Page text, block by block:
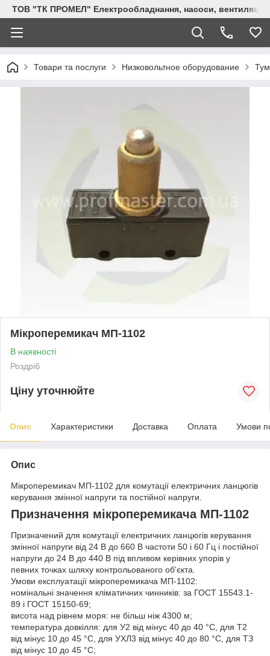
ТОВ "ТК ПРОМЕЛ" Електрообладнання, насоси, вентиляція,
Товари та послуги Низковольтное оборудование
Мікроперемикач МП-1102
В наявності
Роздріб
Ціну уточнюйте
Опис Характеристики Доставка Оплата Умови
Опис
Мікроперемикач МП-1102 для комутації електричних ланцюгів
керування змінної напруги та постійної напруги.
Призначення мікроперемикача МП-1102
Призначений для комутації електричних ланцюгів керування
змінної напруги від 24 В до 660 В частоти 50 і 60 Гц і постійної
напруги до 24 В до 440 В під впливом керівних упорів у
певних точках шляху контрольованого об'єкта.
Умови експлуатації мікроперемикача МП-1102:
номінальні значення кліматичних чинників: за ГОСТ 15543.1-
89 і ГОСТ 15150-69;
висота над рівнем моря: не більш ніж 4300 м;
температура довкілля: для У2 від мінус 40 до 40 °C, для Т2
від мінус 10 до 45 °C, для УХЛ3 від мінус 40 до 80 °C, для ТЗ
від мінус 10 до 45 °C;